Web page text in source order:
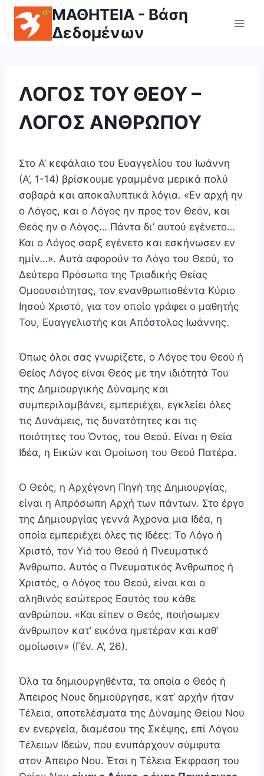
ΜΑΘΗΤΕΙΑ - Βάση
Δεδομένων
ΛΟΓΟΣ ΤΟΥ ΘΕΟΥ –
ΛΟΓΟΣ ΑΝΘΡΩΠΟΥ
Στο Α’ κεφάλαιο του Ευαγγελίου του Ιωάννη
(Α’, 1-14) βρίσκουμε γραμμένα μερικά πολύ
σοβαρά και αποκαλυ­πτικά λόγια. «Εν αρχή ην
ο Λόγος, και ο Λόγος ην προς τον Θεόν, και
Θεός ην ο Λόγος… Πάντα δι’ αυτού εγένετο…
Και ο Λόγος σαρξ εγένετο και εσκήνωσεν εν
ημίν…». Αυτά αφορούν το Λόγο του Θεού, το
Δεύτερο Πρόσωπο της Τριαδικής Θείας
Ομοουσιότητας, τον ενανθρωπισθέντα Κύριο
Ιησού Χριστό, για τον οποίο γράφει ο μαθητής
Του, Ευαγγελιστής και Απόστολος Ιωάννης.
Όπως όλοι σας γνωρίζετε, ο Λόγος του Θεού ή
Θείος Λόγος είναι Θεός με την ιδιότητά Του
της Δημιουργικής Δύναμης και
συμπεριλαμβάνει, εμπεριέχει, εγκλείει όλες
τις Δυνάμεις, τις δυνατότητες και τις
ποιότητες του Όντος, του Θεού. Είναι η Θεία
Ιδέα, η Εικών και Ομοίωση του Θεού Πατέρα.
Ο Θεός, η Αρχέγονη Πηγή της Δημιουργίας,
είναι η Απρόσωπη Αρχή των πάντων. Στο έργο
της Δημιουργίας γεννά Άχρονα μια Ιδέα, η
οποία εμπεριέχει όλες τις Ιδέες: Το Λόγο ή
Χριστό, τον Υιό του Θεού ή Πνευματικό
Άνθρω­πο. Αυτός ο Πνευματικός Άνθρωπος ή
Χριστός, ο Λόγος του Θεού, είναι και ο
αληθινός εσώτερος Εαυτός του κά­θε
ανθρώπου. «Και είπεν ο Θεός, ποιήσωμεν
άνθρωπον κατ’ εικόνα ημετέραν και καθ’
ομοίωσιν» (Γέν. Α’, 26).
Όλα τα δημιουργηθέντα, τα οποία ο Θεός ή
Άπειρος Νους δημιούργησε, κατ’ αρχήν ήταν
Τέλεια, αποτελέσμα­τα της Δύναμης Θείου Νου
εν ενεργεία, διαμέσου της Σκέ­ψης, επί Λόγου
Τέλειων Ιδεών, που ενυπάρχουν σύμφυτα
στον Άπειρο Νου. Έτσι η Τέλεια Έκφραση του